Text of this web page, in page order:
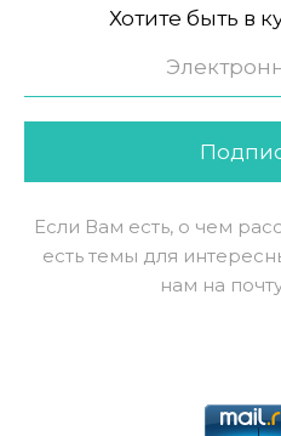
Хотите быть в
Если Вам есть, о чем
есть темы для
нам на